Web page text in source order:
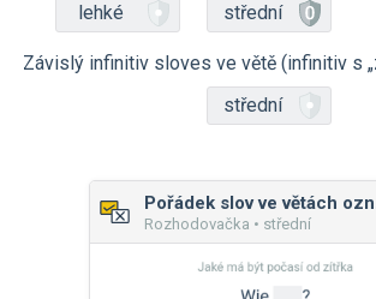
lehké
střední
Závislý infinitiv sloves ve větě (infinitiv s
střední
Rozhodovačka • střední